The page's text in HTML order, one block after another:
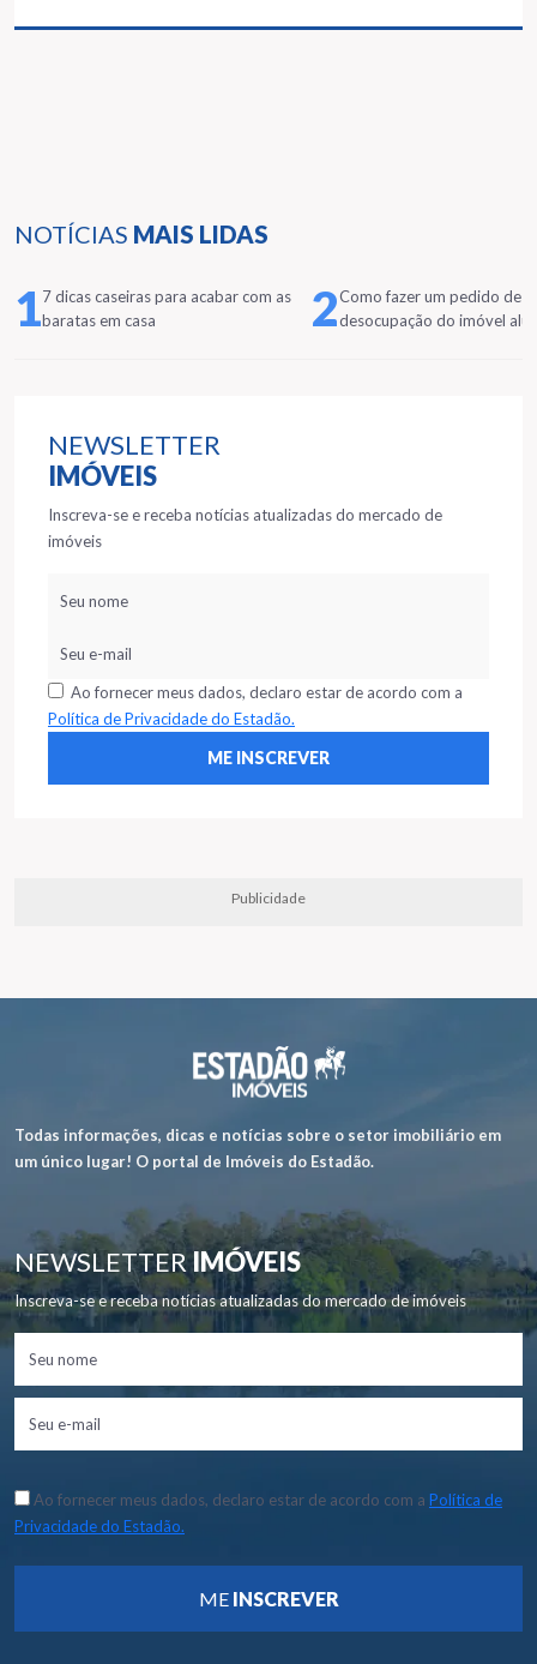
NOTÍCIAS MAIS LIDAS
17 dicas caseiras para acabar com as
baratas em casa
2Como fazer um pedido de
desocupação do imóvel
NEWSLETTER
IMÓVEIS
Inscreva-se e receba notícias atualizadas do mercado de
imóveis
Ao fornecer meus dados, declaro estar de acordo com a
Política de Privacidade do Estadão.
Publicidade
Todas informações, dicas e notícias sobre o setor imobiliário em
um único lugar! O portal de Imóveis do Estadão.
NEWSLETTERIMÓVEIS
Inscreva-se e receba notícias atualizadas do mercado de imóveis
Ao fornecer meus dados, declaro estar de acordo com a Política de
Privacidade do Estadão.
ME INSCREVER